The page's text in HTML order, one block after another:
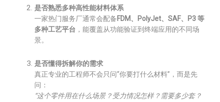
是否熟悉多种高性能材料体系
一家热门服务厂通常会配备FDM、PolyJet、SAF、P3 等
多种工艺平台 ，能覆盖从功能验证到终端应用的不同场
景。
是否懂得拆解你的需求
真正专业的工程师不会只问“你要打什么材料”，而是先
问：
“这个零件用在什么场景？受力情况怎样？需要多少套？